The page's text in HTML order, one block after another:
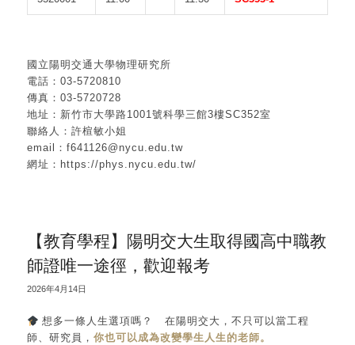
國立陽明交通大學物理研究所
電話：03-5720810
傳真：03-5720728
地址：新竹市大學路1001號科學三館3樓SC352室
聯絡人：許楦敏小姐
email：f641126@nycu.edu.tw
網址：https://phys.nycu.edu.tw/
【教育學程】陽明交大生取得國高中職教
師證唯一途徑，歡迎報考
2026年4月14日
想多一條人生選項嗎？ 在陽明交大，不只可以當工程
師、研究員， 你也可以成為改變學生人生的老師。